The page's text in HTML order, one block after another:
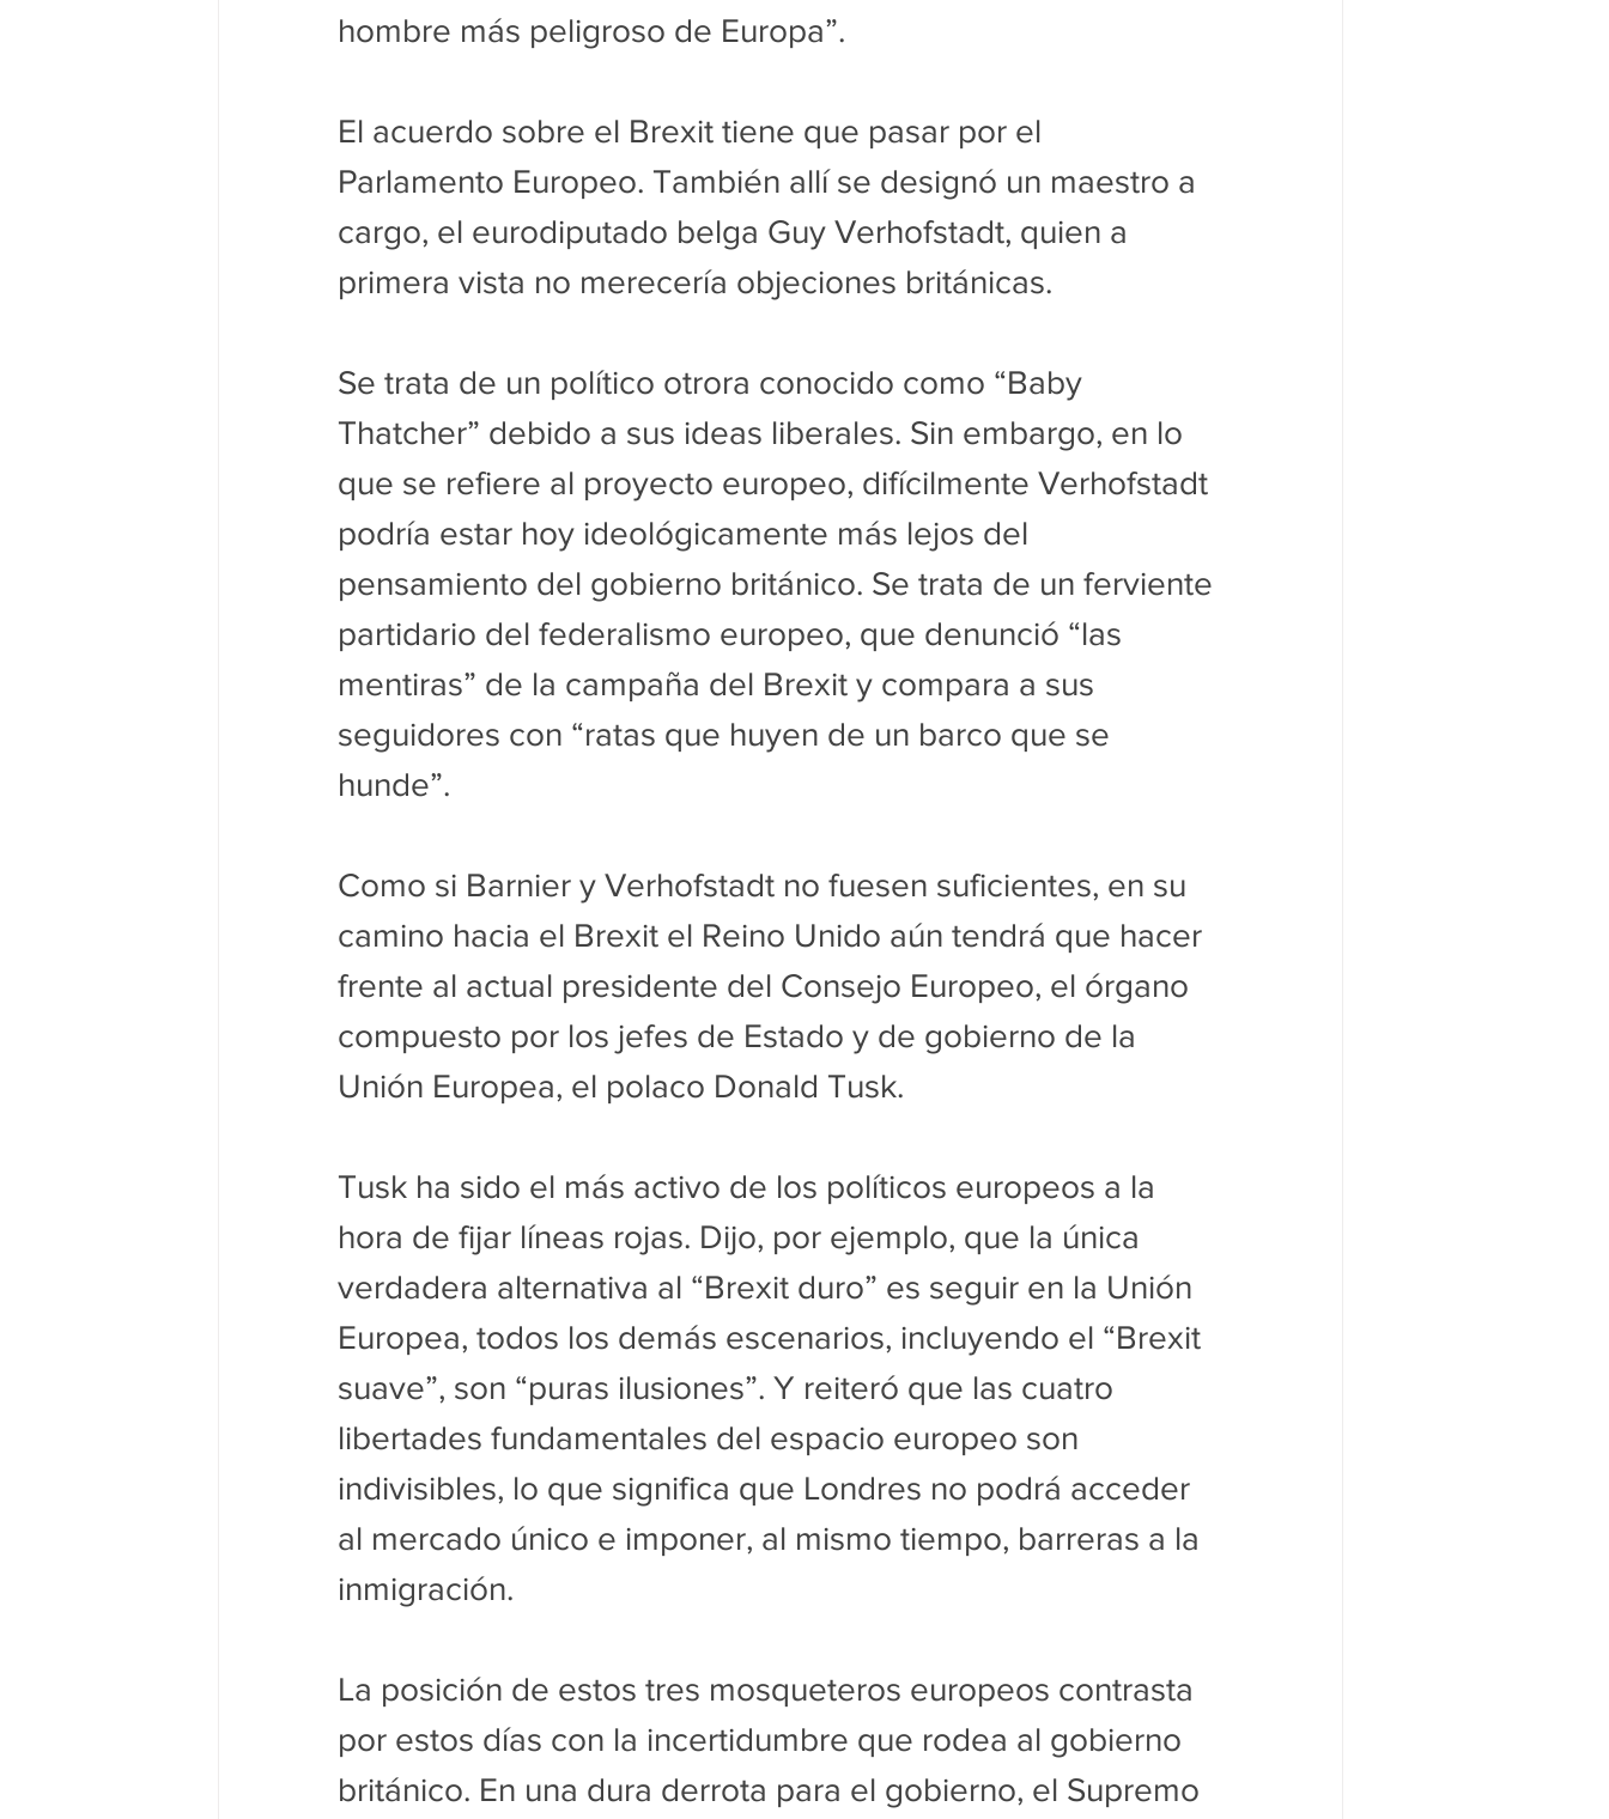
hombre más peligroso de Europa”.
El acuerdo sobre el Brexit tiene que pasar por el
Parlamento Europeo. También allí se designó un maestro a
cargo, el eurodiputado belga Guy Verhofstadt, quien a
primera vista no merecería objeciones británicas.
Se trata de un político otrora conocido como “Baby
Thatcher” debido a sus ideas liberales. Sin embargo, en lo
que se refiere al proyecto europeo, difícilmente Verhofstadt
podría estar hoy ideológicamente más lejos del
pensamiento del gobierno británico. Se trata de un ferviente
partidario del federalismo europeo, que denunció “las
mentiras” de la campaña del Brexit y compara a sus
seguidores con “ratas que huyen de un barco que se
hunde”.
Como si Barnier y Verhofstadt no fuesen suficientes, en su
camino hacia el Brexit el Reino Unido aún tendrá que hacer
frente al actual presidente del Consejo Europeo, el órgano
compuesto por los jefes de Estado y de gobierno de la
Unión Europea, el polaco Donald Tusk.
Tusk ha sido el más activo de los políticos europeos a la
hora de fijar líneas rojas. Dijo, por ejemplo, que la única
verdadera alternativa al “Brexit duro” es seguir en la Unión
Europea, todos los demás escenarios, incluyendo el “Brexit
suave”, son “puras ilusiones”. Y reiteró que las cuatro
libertades fundamentales del espacio europeo son
indivisibles, lo que significa que Londres no podrá acceder
al mercado único e imponer, al mismo tiempo, barreras a la
inmigración.
La posición de estos tres mosqueteros europeos contrasta
por estos días con la incertidumbre que rodea al gobierno
británico. En una dura derrota para el gobierno, el Supremo